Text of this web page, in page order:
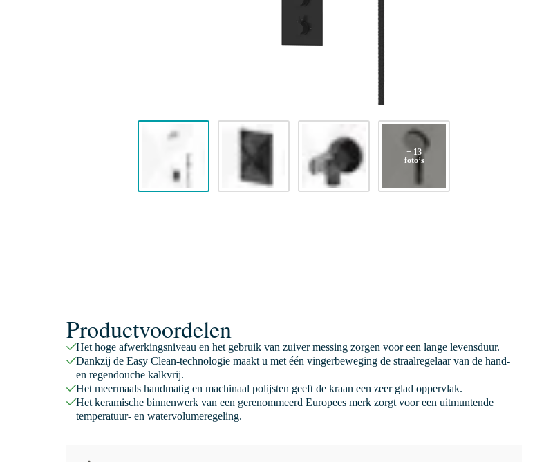
+ 13
foto’s
Productvoordelen
Het hoge afwerkingsniveau en het gebruik van zuiver messing zorgen voor een lange levensduur.
Dankzij de Easy Clean-technologie maakt u met één vingerbeweging de straalregelaar van de hand-
en regendouche kalkvrij.
Het meermaals handmatig en machinaal polijsten geeft de kraan een zeer glad oppervlak.
Het keramische binnenwerk van een gerenommeerd Europees merk zorgt voor een uitmuntende
temperatuur- en watervolumeregeling.